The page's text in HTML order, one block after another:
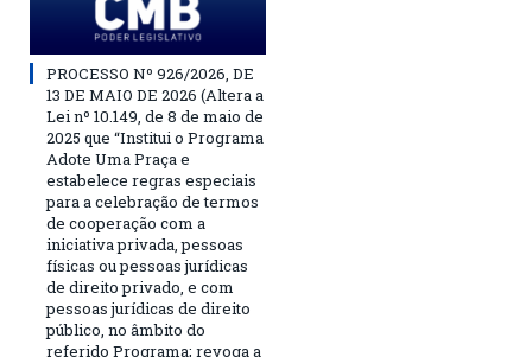
PROCESSO Nº 926/2026, DE
13 DE MAIO DE 2026 (Altera a
Lei nº 10.149, de 8 de maio de
2025 que “Institui o Programa
Adote Uma Praça e
estabelece regras especiais
para a celebração de termos
de cooperação com a
iniciativa privada, pessoas
físicas ou pessoas jurídicas
de direito privado, e com
pessoas jurídicas de direito
público, no âmbito do
referido Programa; revoga a